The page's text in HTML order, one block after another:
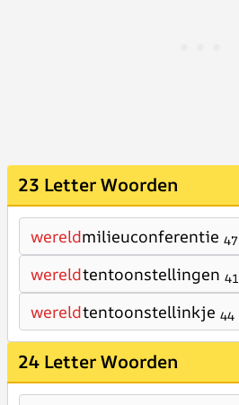
23 Letter Woorden
wereldmilieuconferentie 47
wereldtentoonstellingen 41
wereldtentoonstellinkje 44
24 Letter Woorden